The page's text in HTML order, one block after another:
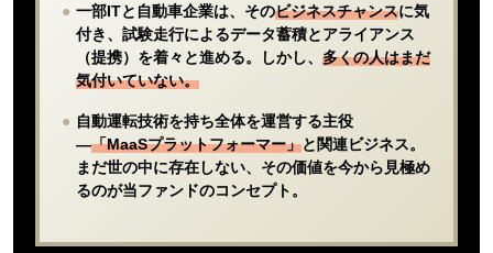
● 一部ITと自動車企業は、そのビジネスチャンスに気
付き、試験走行によるデータ蓄積とアライアンス
（提携）を着々と進める。しかし、 多くの人はまだ
気付いていない。
● 自動運転技術を持ち全体を運営する主役
―「MaaSプラットフォーマー」と関連ビジネス。
まだ世の中に存在しない、その価値を今から見極め
るのが当ファンドのコンセプト。